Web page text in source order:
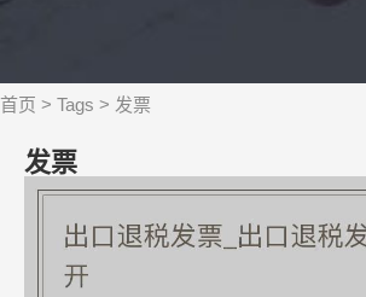
首页 > Tags > 发票
发票